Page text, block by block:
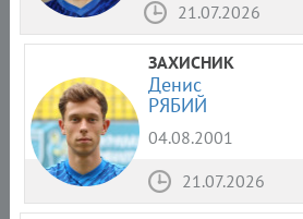
21.07.2026
ЗАХИСНИК
Денис
РЯБИЙ
04.08.2001
21.07.2026